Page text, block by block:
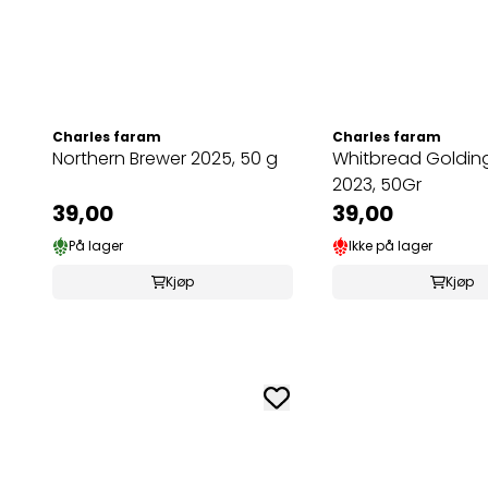
Charles faram
Northern Brewer 2025, 50 g
39,00
På lager
Kjøp
Charles faram
Whitbread
2023, 50Gr
39,00
Ikke på lager
Kjøp